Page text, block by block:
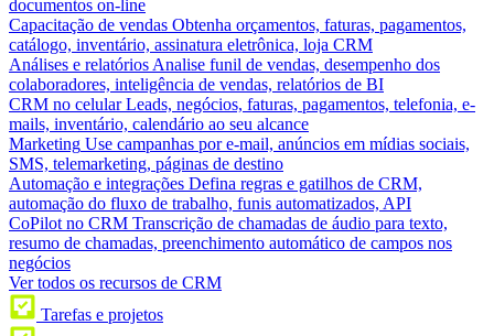
documentos on-line
Capacitação de vendas Obtenha orçamentos, faturas, pagamentos,
catálogo, inventário, assinatura eletrônica, loja CRM
Análises e relatórios Analise funil de vendas, desempenho dos
colaboradores, inteligência de vendas, relatórios de BI
CRM no celular Leads, negócios, faturas, pagamentos, telefonia, e-
mails, inventário, calendário ao seu alcance
Marketing Use campanhas por e-mail, anúncios em mídias sociais,
SMS, telemarketing, páginas de destino
Automação e integrações Defina regras e gatilhos de CRM,
automação do fluxo de trabalho, funis automatizados, API
CoPilot no CRM Transcrição de chamadas de áudio para texto,
resumo de chamadas, preenchimento automático de campos nos
negócios
Ver todos os recursos de CRM
Tarefas e projetos